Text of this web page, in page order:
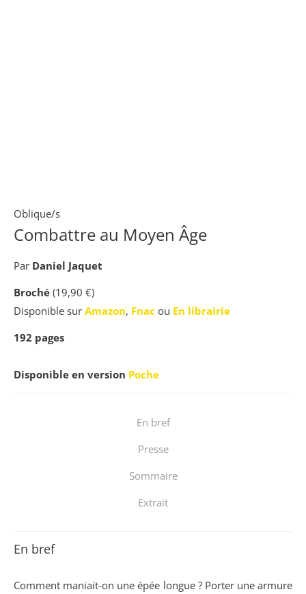
Oblique/s
Combattre au Moyen Âge
Par Daniel Jaquet
Broché (19,90 €)
Disponible sur Amazon, Fnac ou En librairie
192 pages
Disponible en version Poche
En bref
Presse
Sommaire
Extrait
En bref
Comment maniait-on une épée longue ? Porter une armure